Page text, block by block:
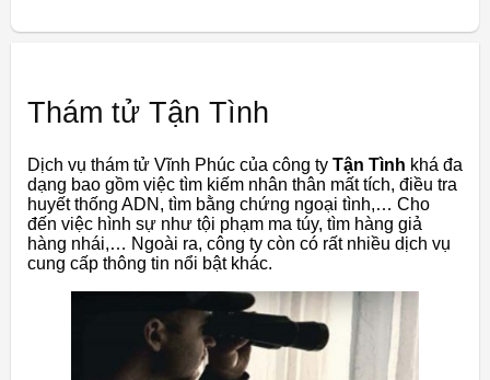
Thám tử Tận Tình
Dịch vụ thám tử Vĩnh Phúc của công ty Tận Tình khá đa
dạng bao gồm việc tìm kiếm nhân thân mất tích, điều tra
huyết thống ADN, tìm bằng chứng ngoại tình,… Cho
đến việc hình sự như tội phạm ma túy, tìm hàng giả
hàng nhái,… Ngoài ra, công ty còn có rất nhiều dịch vụ
cung cấp thông tin nổi bật khác.